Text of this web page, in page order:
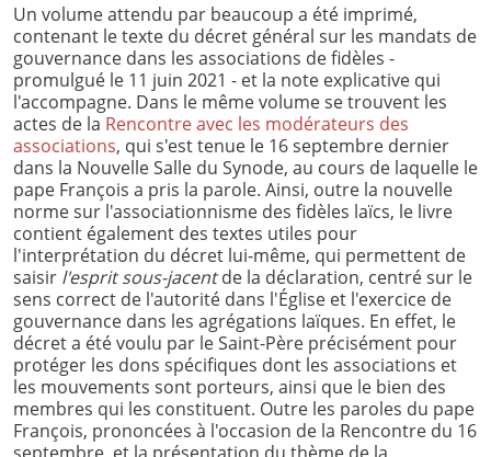
Un volume attendu par beaucoup a été imprimé,
contenant le texte du décret général sur les mandats de
gouvernance dans les associations de fidèles -
promulgué le 11 juin 2021 - et la note explicative qui
l'accompagne. Dans le même volume se trouvent les
actes de la Rencontre avec les modérateurs des
associations, qui s'est tenue le 16 septembre dernier
dans la Nouvelle Salle du Synode, au cours de laquelle le
pape François a pris la parole. Ainsi, outre la nouvelle
norme sur l'associationnisme des fidèles laïcs, le livre
contient également des textes utiles pour
l'interprétation du décret lui-même, qui permettent de
saisir l'esprit sous-jacentde la déclaration, centré sur le
sens correct de l'autorité dans l'Église et l'exercice de
gouvernance dans les agrégations laïques. En effet, le
décret a été voulu par le Saint-Père précisément pour
protéger les dons spécifiques dont les associations et
les mouvements sont porteurs, ainsi que le bien des
membres qui les constituent. Outre les paroles du pape
François, prononcées à l'occasion de la Rencontre du 16